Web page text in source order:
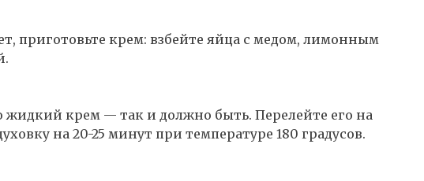
приготовьте крем: взбейте яйца с медом, лимонным
жидкий крем — так и должно быть. Перелейте его на
на 20-25 минут при температуре 180 градусов.